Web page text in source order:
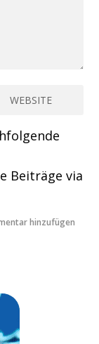
Beiträge via